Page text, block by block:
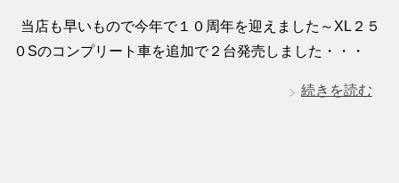
当店も早いもので今年で１０周年を迎えました～XL２５
０Sのコンプリート車を追加で２台発売しました・・・
続きを読む